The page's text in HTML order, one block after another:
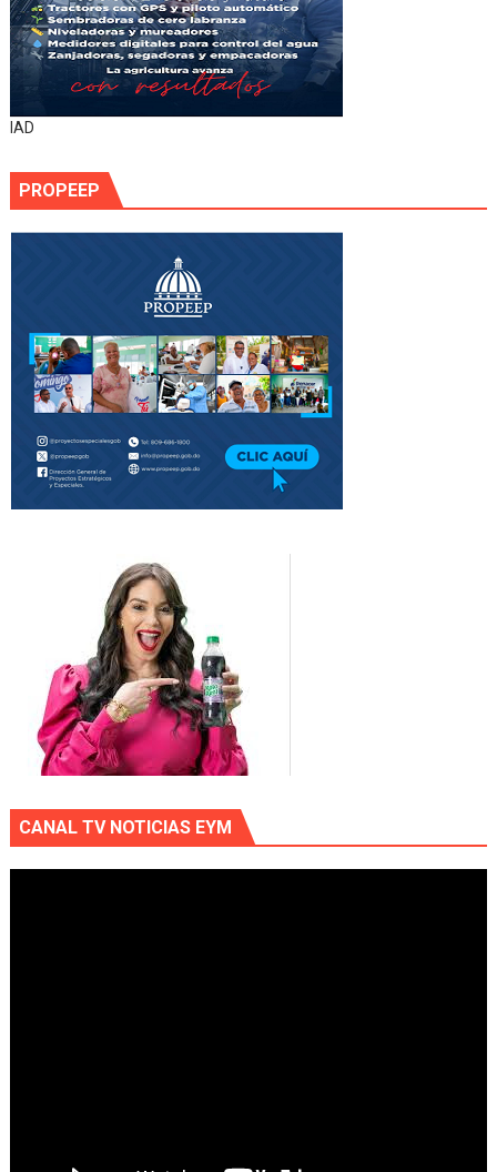
IAD
PROPEEP
CANAL TV NOTICIAS EYM